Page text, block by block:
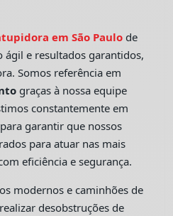
em São Paulo de
e resultados garantidos,
Somos referência em
graças à nossa equipe
constantemente em
garantir que nossos
para atuar nas mais
eficiência e segurança.
modernos e caminhões de
desobstruções de